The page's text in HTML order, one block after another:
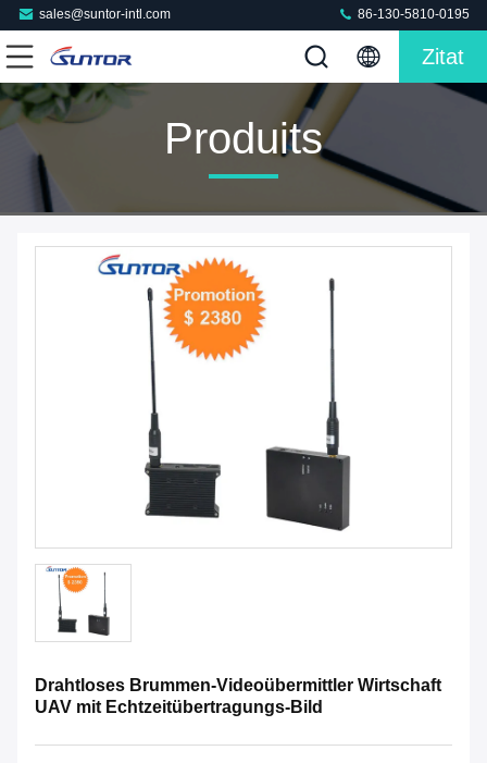
sales@suntor-intl.com 86-130-5810-0195
Zitat
Produits
Drahtloses Brummen-Videoübermittler Wirtschaft
UAV mit Echtzeitübertragungs-Bild